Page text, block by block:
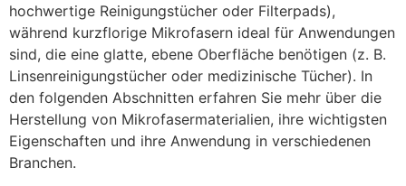
hochwertige Reinigungstücher oder Filterpads),
während kurzflorige Mikrofasern ideal für Anwendungen
sind, die eine glatte, ebene Oberfläche benötigen (z. B.
Linsenreinigungstücher oder medizinische Tücher). In
den folgenden Abschnitten erfahren Sie mehr über die
Herstellung von Mikrofasermaterialien, ihre wichtigsten
Eigenschaften und ihre Anwendung in verschiedenen
Branchen.